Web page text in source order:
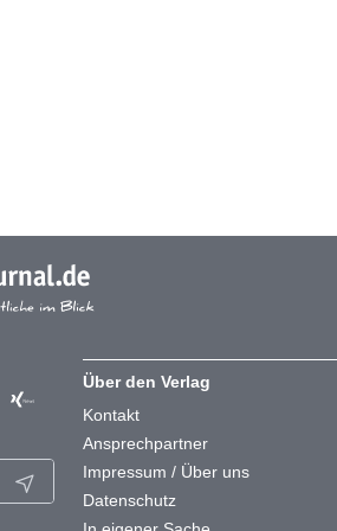
Über den Verlag
Kontakt
Ansprechpartner
Impressum / Über uns
Datenschutz